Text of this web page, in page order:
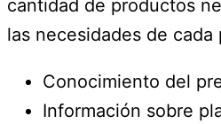
cantidad de productos
las necesidades de cada
Conocimiento del
Información sobre